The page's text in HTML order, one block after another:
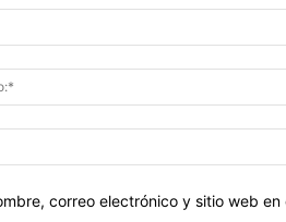
correo electrónico y sitio web